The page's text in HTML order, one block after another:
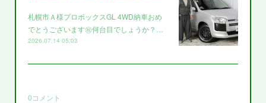
札幌市Ａ様プロボックスGL 4WD納車おめ
でとうございます㊗️何台目でしょうか？…
2026.07.14 05:03
0コメント